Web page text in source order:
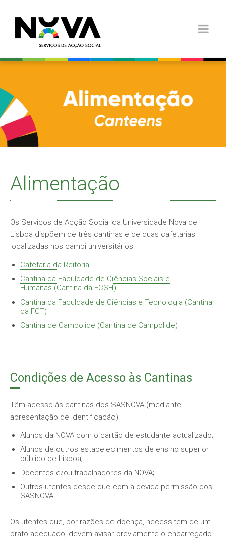
Alimentação
Os Serviços de Acção Social da Universidade Nova de
Lisboa dispõem de três cantinas e de duas cafetarias
localizadas nos campi universitários:
Cafetaria da Reitoria
Cantina da Faculdade de Ciências Sociais e
Humanas (Cantina da FCSH)
Cantina da Faculdade de Ciências e Tecnologia (Cantina
da FCT)
Cantina de Campolide (Cantina de Campolide)
Condições de Acesso às Cantinas
Têm acesso às cantinas dos SASNOVA (mediante
apresentação de identificação):
Alunos da NOVA com o cartão de estudante actualizado;
Alunos de outros estabelecimentos de ensino superior
público de Lisboa;
Docentes e/ou trabalhadores da NOVA;
Outros utentes desde que com a devida permissão dos
SASNOVA.
Os utentes que, por razões de doença, necessitem de um
prato adequado, devem avisar previamente o encarregado